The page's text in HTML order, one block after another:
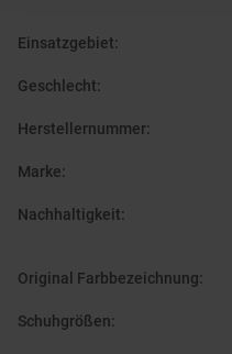
Einsatzgebiet:
Geschlecht:
Herstellernummer:
Marke:
Nachhaltigkeit:
Original Farbbezeichnung:
Schuhgrößen: